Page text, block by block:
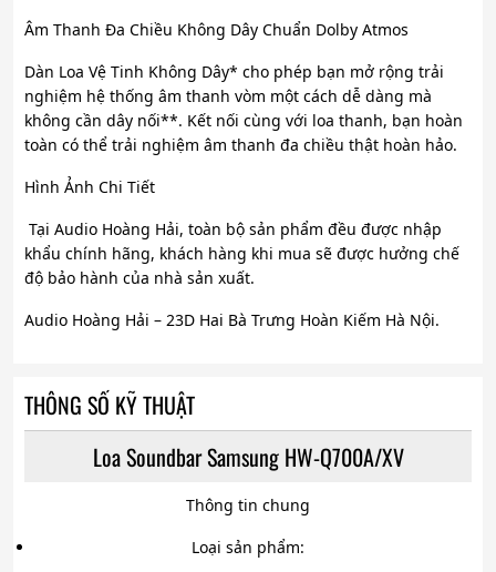
Âm Thanh Đa Chiều Không Dây Chuẩn Dolby Atmos
Dàn Loa Vệ Tinh Không Dây* cho phép bạn mở rộng trải
nghiệm hệ thống âm thanh vòm một cách dễ dàng mà
không cần dây nối**. Kết nối cùng với loa thanh, bạn hoàn
toàn có thể trải nghiệm âm thanh đa chiều thật hoàn hảo.
Hình Ảnh Chi Tiết
Tại Audio Hoàng Hải, toàn bộ sản phẩm đều được nhập
khẩu chính hãng, khách hàng khi mua sẽ được hưởng chế
độ bảo hành của nhà sản xuất.
Audio Hoàng Hải – 23D Hai Bà Trưng Hoàn Kiếm Hà Nội.
THÔNG SỐ KỸ THUẬT
Loa Soundbar Samsung HW-Q700A/XV
Thông tin chung
Loại sản phẩm: